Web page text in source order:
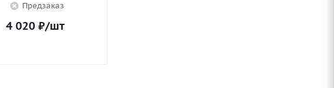
Предзаказ
4 020 ₽/шт